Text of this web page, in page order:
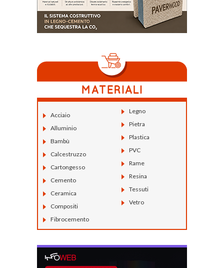
Acciaio
Alluminio
Bambù
Calcestruzzo
Cartongesso
Cemento
Ceramica
Compositi
Fibrocemento
Legno
Pietra
Plastica
PVC
Rame
Resina
Tessuti
Vetro